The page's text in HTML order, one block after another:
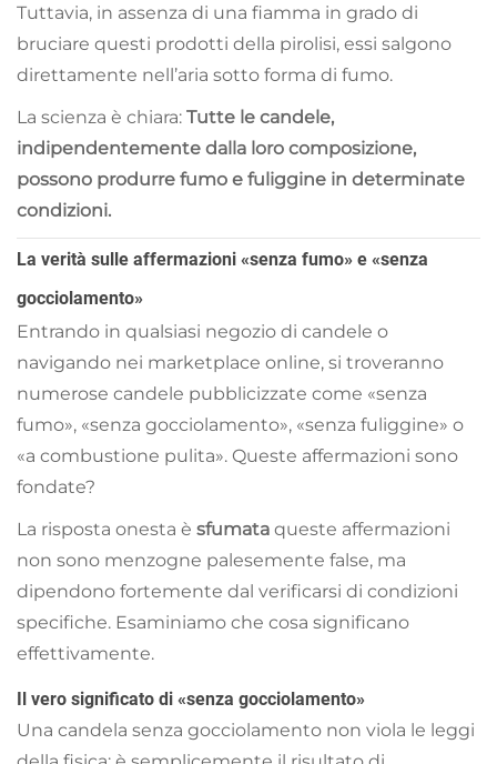
Tuttavia, in assenza di una fiamma in grado di
bruciare questi prodotti della pirolisi, essi salgono
direttamente nell’aria sotto forma di fumo.
La scienza è chiara: Tutte le candele,
indipendentemente dalla loro composizione,
possono produrre fumo e fuliggine in determinate
condizioni.
La verità sulle affermazioni «senza fumo» e «senza
gocciolamento»
Entrando in qualsiasi negozio di candele o
navigando nei marketplace online, si troveranno
numerose candele pubblicizzate come «senza
fumo», «senza gocciolamento», «senza fuliggine» o
«a combustione pulita». Queste affermazioni sono
fondate?
La risposta onesta è sfumata queste affermazioni
non sono menzogne palesemente false, ma
dipendono fortemente dal verificarsi di condizioni
specifiche. Esaminiamo che cosa significano
effettivamente.
Il vero significato di «senza gocciolamento»
Una candela senza gocciolamento non viola le leggi